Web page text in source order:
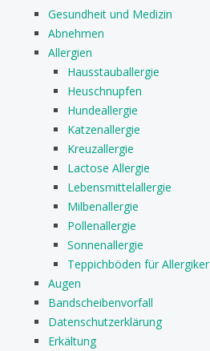
Gesundheit und Medizin
Abnehmen
Allergien
Hausstauballergie
Heuschnupfen
Hundeallergie
Katzenallergie
Kreuzallergie
Lactose Allergie
Lebensmittelallergie
Milbenallergie
Pollenallergie
Sonnenallergie
Teppichböden für Allergiker
Augen
Bandscheibenvorfall
Datenschutzerklärung
Erkältung